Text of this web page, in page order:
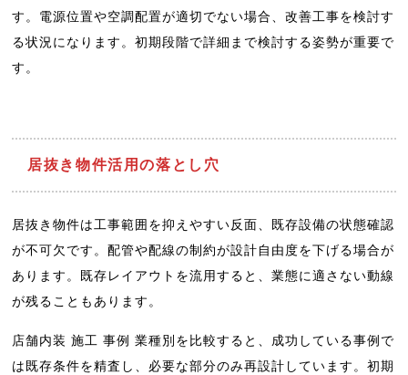
す。電源位置や空調配置が適切でない場合、改善工事を検討す
る状況になります。初期段階で詳細まで検討する姿勢が重要で
す。
居抜き物件活用の落とし穴
居抜き物件は工事範囲を抑えやすい反面、既存設備の状態確認
が不可欠です。配管や配線の制約が設計自由度を下げる場合が
あります。既存レイアウトを流用すると、業態に適さない動線
が残ることもあります。
店舗内装 施工 事例 業種別を比較すると、成功している事例で
は既存条件を精査し、必要な部分のみ再設計しています。初期